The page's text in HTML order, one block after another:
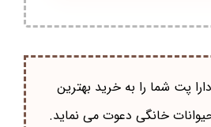
پت شما را به خرید بهترین
خانگی دعوت می نماید.